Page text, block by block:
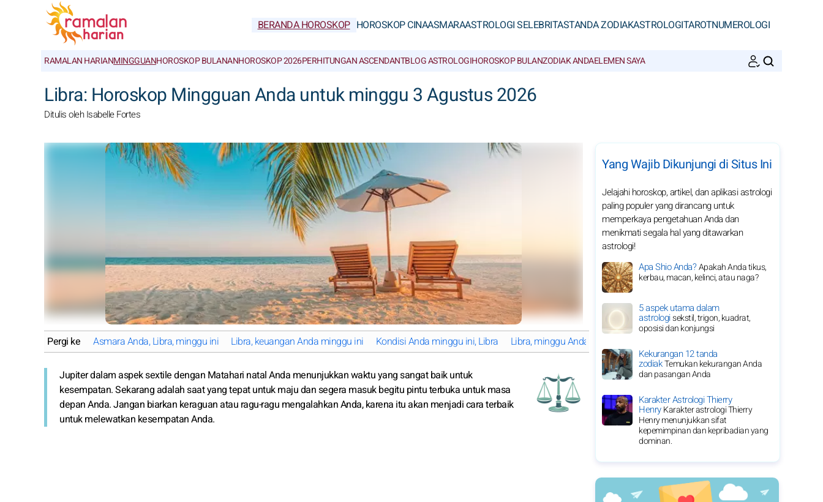
BERANDA HOROSKOP HOROSKOP CINAASMARAASTROLOGI SELEBRITASTANDA ZODIAKASTROLOGITAROTNUMEROLOGI
RAMALAN HARIANMINGGUANHOROSKOP BULANANHOROSKOP 2026PERHITUNGAN ASCENDANTBLOG ASTROLOGIHOROSKOP BULANZODIAK ANDAELEMEN SAYA
Libra: Horoskop Mingguan Anda untuk minggu 3 Agustus 2026
Ditulis oleh Isabelle Fortes
Pergi ke Asmara Anda, Libra, minggu ini Libra, keuangan Anda minggu ini Kondisi Anda minggu ini, Libra Libra, minggu Anda di tempat kerja
Jupiter dalam aspek sextile dengan Matahari natal Anda menunjukkan waktu yang sangat baik untuk
kesempatan. Sekarang adalah saat yang tepat untuk maju dan segera masuk begitu pintu terbuka untuk masa
depan Anda. Jangan biarkan keraguan atau ragu-ragu mengalahkan Anda, karena itu akan menjadi cara terbaik
untuk melewatkan kesempatan Anda.
Yang Wajib Dikunjungi di Situs Ini
Jelajahi horoskop, artikel, dan aplikasi astrologi
paling populer yang dirancang untuk
memperkaya pengetahuan Anda dan
menikmati segala hal yang ditawarkan
astrologi!
Apa Shio Anda?Apakah Anda tikus,
kerbau, macan, kelinci, atau naga?
5 aspek utama dalam
astrologisekstil, trigon, kuadrat,
oposisi dan konjungsi
Kekurangan 12 tanda
zodiakTemukan kekurangan Anda
dan pasangan Anda
Karakter Astrologi Thierry
HenryKarakter astrologi Thierry
Henry menunjukkan sifat
kepemimpinan dan kepribadian yang
dominan.